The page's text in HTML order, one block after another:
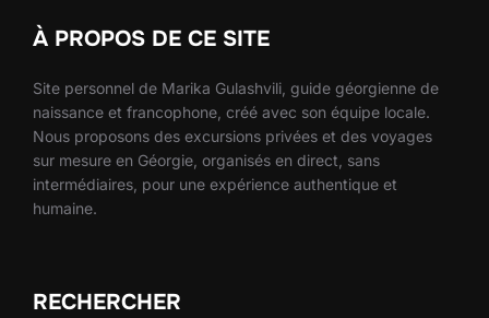
À PROPOS DE CE SITE
Site personnel de Marika Gulashvili, guide géorgienne de
naissance et francophone, créé avec son équipe locale.
Nous proposons des excursions privées et des voyages
sur mesure en Géorgie, organisés en direct, sans
intermédiaires, pour une expérience authentique et
humaine.
RECHERCHER